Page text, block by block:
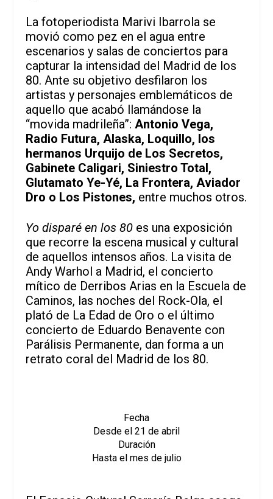
La fotoperiodista Marivi Ibarrola se
movió como pez en el agua entre
escenarios y salas de conciertos para
capturar la intensidad del Madrid de los
80. Ante su objetivo desfilaron los
artistas y personajes emblemáticos de
aquello que acabó llamándose la
“movida madrileña”:Antonio Vega,
Radio Futura, Alaska, Loquillo, los
hermanos Urquijo de Los Secretos,
Gabinete Caligari, Siniestro Total,
Glutamato Ye-Yé, La Frontera, Aviador
Dro o Los Pistones, entre muchos otros.
Yo disparé en los 80 es una exposición
que recorre la escena musical y cultural
de aquellos intensos años. La visita de
Andy Warhol a Madrid, el concierto
mítico de Derribos Arias en la Escuela de
Caminos, las noches del Rock-Ola, el
plató de La Edad de Oro o el último
concierto de Eduardo Benavente con
Parálisis Permanente, dan forma a un
retrato coral del Madrid de los 80.
Fecha
Desde el 21 de abril
Duración
Hasta el mes de julio